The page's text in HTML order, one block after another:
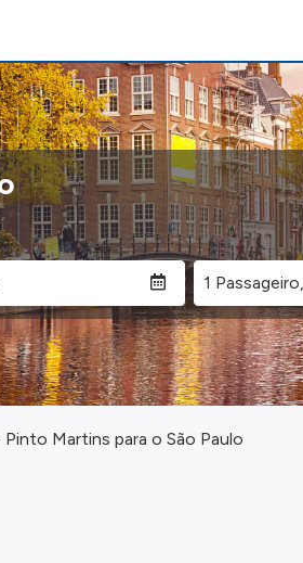
Martins para o São Paulo